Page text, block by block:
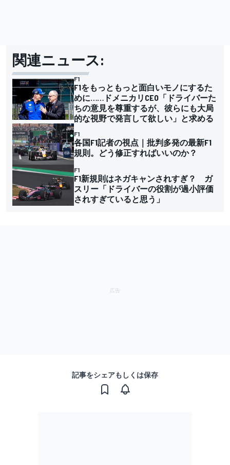
関連ニュース:
F1
F1をもっともっと面白いモノにするた
めに……ドメニカリCEO「ドライバーた
ちの意見を尊重するが、彼らにも大局
的な視野で発言して欲しい」と求める
F1
各国F1記者の視点｜批判多発の最新F1
規則。どう修正すればいいのか？
F1
F1新規則はネガキャンされすぎ？ ガ
スリー「ドライバーの役割が過小評価
されすぎていると思う」
記事をシェアもしくは保存